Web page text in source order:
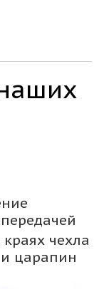
чехла
царапин